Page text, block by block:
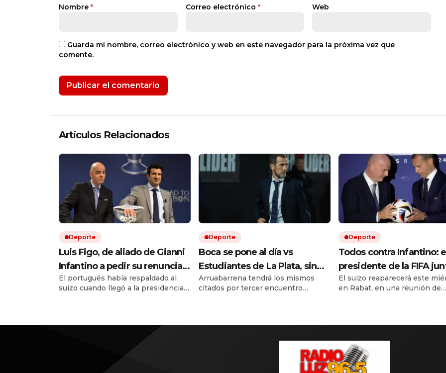
Nombre * Correo electrónico * Web
Guarda mi nombre, correo electrónico y web en este navegador para la próxima vez que
comente.
Artículos Relacionados
Deporte
Luis Figo, de aliado de Gianni
Infantino a pedir su renuncia:
la durísima carta que sacude a
la FIFA
El portugués había respaldado al
suizo cuando llegó a la presidencia
Allí lo acusa de una gestión egoísta y
Deporte
Boca se pone al día vs
Estudiantes de La Plata, sin
Muslera, y busca su primera
victoria en el Torneo Clausura:
Arruabarrena tendrá los mismos
citados por tercer encuentro
Deporte
Todos contra Infantino:
presidente de la FIFA
fuerzas en Marruecos,
sedes del Mundial 2026
El suizo reaparecerá este
en Rabat, en una reunión de